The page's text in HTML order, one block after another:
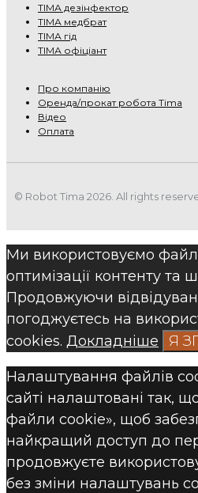
TІМА дезінфектор
TІМА медбрат
TІМА гід
TІМА офіціант
Про компанію
Оренда/прокат робота Tima
Відео
Оплата
© Robot Tima 2026. All rights
Ми використовуємо
оптимізації контенту та
Продовжуючи
погоджуєтесь на
cookies. Докладніше Я
Налаштування файлів
сайті налаштовані так,
файли cookie», щоб
найкращий доступ до
продовжуєте
без зміни налаштувань